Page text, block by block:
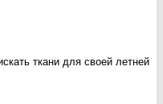
ткани для своей летней